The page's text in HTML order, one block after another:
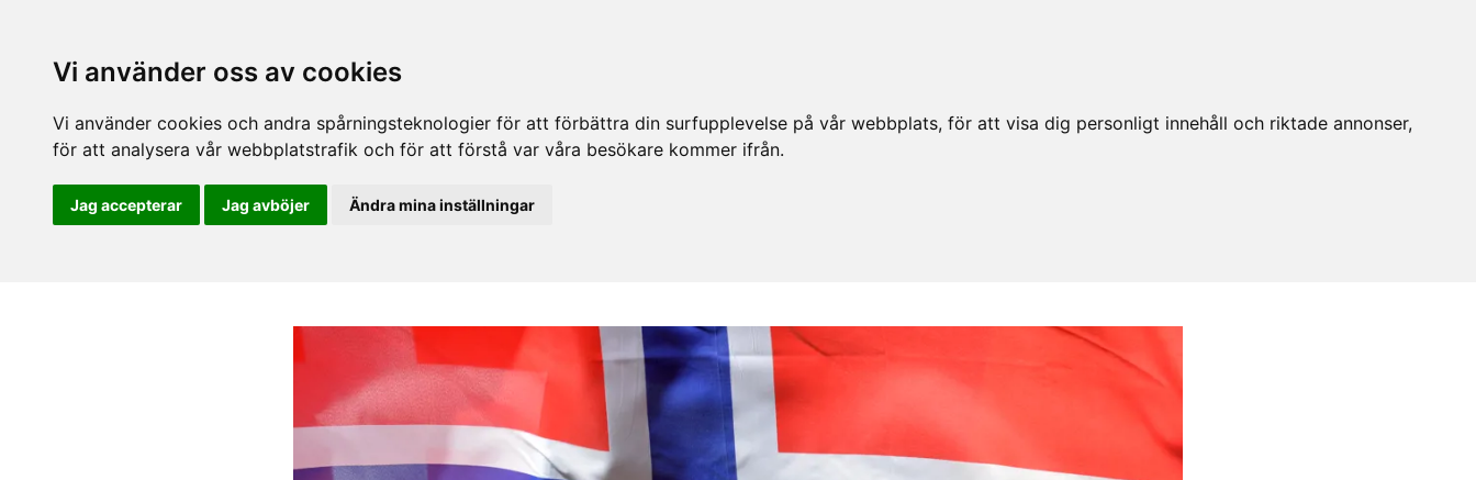
Vi använder oss av cookies
Vi använder cookies och andra spårningsteknologier för att förbättra din surfupplevelse på vår webbplats, för att visa dig personligt innehåll och riktade annonser,
för att analysera vår webbplatstrafik och för att förstå var våra besökare kommer ifrån.
Jag accepterar Jag avböjer Ändra mina inställningar